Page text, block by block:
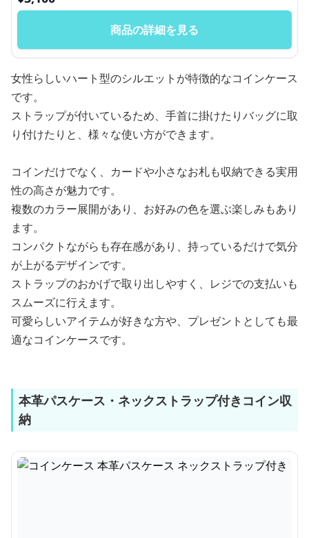
商品の詳細を見る
女性らしいハート型のシルエットが特徴的なコインケース
です。
ストラップが付いているため、手首に掛けたりバッグに取
り付けたりと、様々な使い方ができます。
コインだけでなく、カードや小さなお札も収納できる実用
性の高さが魅力です。
複数のカラー展開があり、お好みの色を選ぶ楽しみもあり
ます。
コンパクトながらも存在感があり、持っているだけで気分
が上がるデザインです。
ストラップのおかげで取り出しやすく、レジでの支払いも
スムーズに行えます。
可愛らしいアイテムが好きな方や、プレゼントとしても最
適なコインケースです。
本革パスケース・ネックストラップ付きコイン収
納